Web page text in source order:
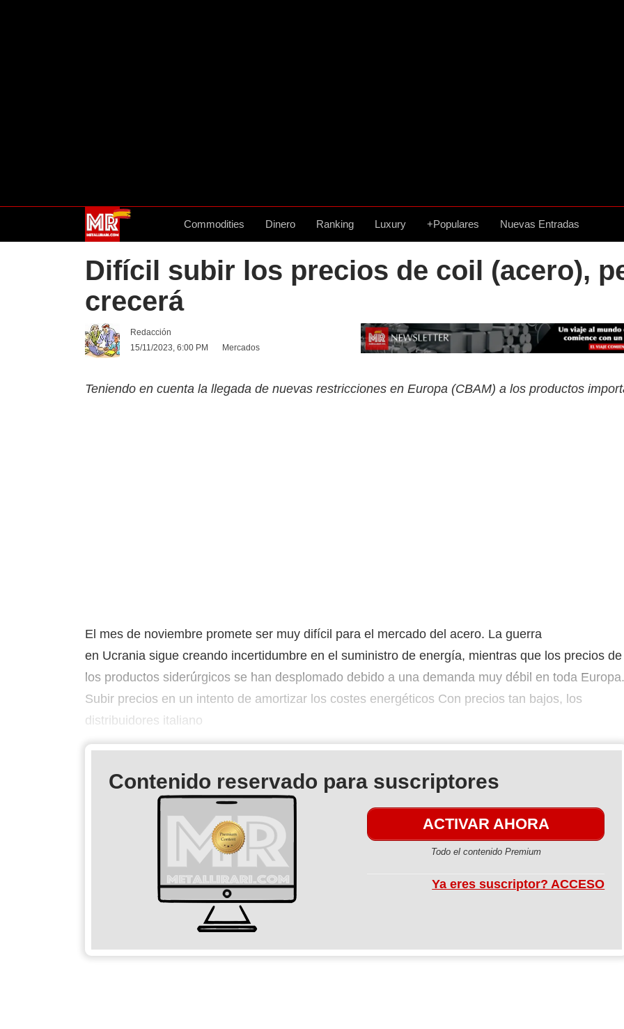
Commodities Dinero Ranking Luxury +Populares Nuevas Entradas
Difícil subir los precios de coil (acero),
crecerá
Redacción
15/11/2023, 6:00 PM
Mercados
Teniendo en cuenta la llegada de nuevas restricciones en Europa (CBAM) a los productos
El mes de noviembre promete ser muy difícil para el mercado del acero. La guerra
en Ucrania sigue creando incertidumbre en el suministro de energía, mientras que los precios de
los productos siderúrgicos se han desplomado debido a una demanda muy débil en toda Europa.
Subir precios en un intento de amortizar los costes energéticos Con precios tan bajos, los
distribuidores italiano
Contenido reservado para suscriptores
ACTIVAR AHORA
Todo el contenido Premium
Ya eres suscriptor? ACCESO